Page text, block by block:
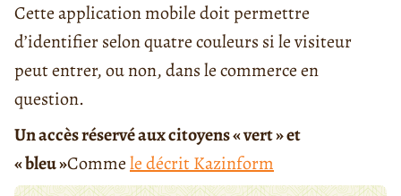
Cette application mobile doit permettre
d’identifier selon quatre couleurs si le visiteur
peut entrer, ou non, dans le commerce en
question.
Un accès réservé aux citoyens « vert » et
« bleu »Commele décrit Kazinform